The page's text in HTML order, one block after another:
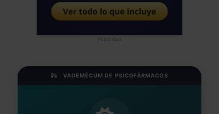
Publicidad
VADEMÉCUM DE PSICOFÁRMACOS